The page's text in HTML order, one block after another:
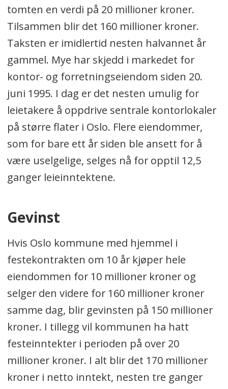
tomten en verdi på 20 millioner kroner.
Tilsammen blir det 160 millioner kroner.
Taksten er imidlertid nesten halvannet år
gammel. Mye har skjedd i markedet for
kontor- og forretningseiendom siden 20.
juni 1995. I dag er det nesten umulig for
leietakere å oppdrive sentrale kontorlokaler
på større flater i Oslo. Flere eiendommer,
som for bare ett år siden ble ansett for å
være uselgelige, selges nå for opptil 12,5
ganger leieinntektene.
Gevinst
Hvis Oslo kommune med hjemmel i
festekontrakten om 10 år kjøper hele
eiendommen for 10 millioner kroner og
selger den videre for 160 millioner kroner
samme dag, blir gevinsten på 150 millioner
kroner. I tillegg vil kommunen ha hatt
festeinntekter i perioden på over 20
millioner kroner. I alt blir det 170 millioner
kroner i netto inntekt, nesten tre ganger